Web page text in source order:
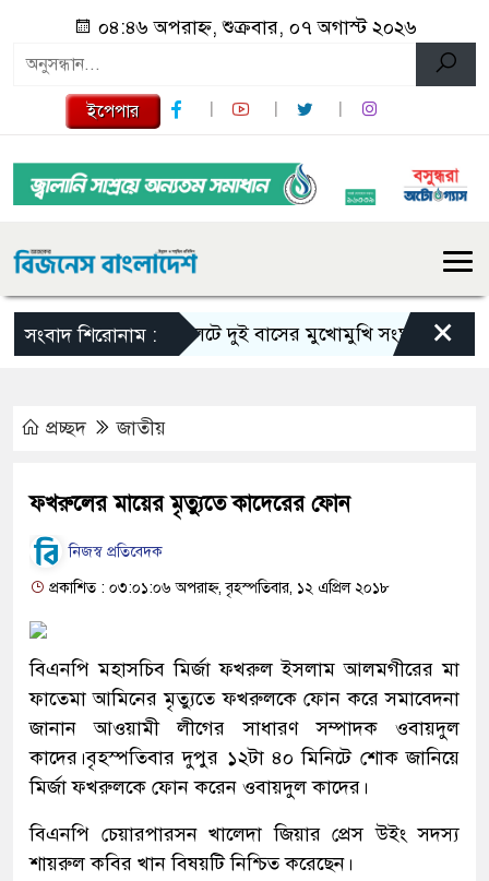
০৪:৪৬ অপরাহ্ন, শুক্রবার, ০৭ অগাস্ট ২০২৬
ইপেপার
সংবাদ শিরোনাম :সিলেটে দুই বাসের মুখোমুখি সংঘর্ষে নিহত বেড়ে
×
প্রচ্ছদ জাতীয়
ফখরুলের মায়ের মৃত্যুতে কাদেরের ফোন
নিজস্ব প্রতিবেদক
প্রকাশিত : ০৩:০১:০৬ অপরাহ্ন, বৃহস্পতিবার, ১২ এপ্রিল ২০১৮
বিএনপি মহাসচিব মির্জা ফখরুল ইসলাম আলমগীরের মা
ফাতেমা আমিনের মৃত্যুতে ফখরুলকে ফোন করে সমাবেদনা
জানান আওয়ামী লীগের সাধারণ সম্পাদক ওবায়দুল
কাদের।বৃহস্পতিবার দুপুর ১২টা ৪০ মিনিটে শোক জানিয়ে
মির্জা ফখরুলকে ফোন করেন ওবায়দুল কাদের।
বিএনপি চেয়ারপারসন খালেদা জিয়ার প্রেস উইং সদস্য
শায়রুল কবির খান বিষয়টি নিশ্চিত করেছেন।